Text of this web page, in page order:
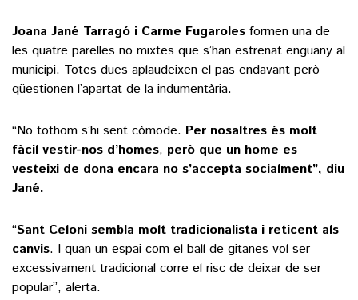
Joana Jané Tarragó i Carme Fugaroles formen una de
les quatre parelles no mixtes que s’han estrenat enguany al
municipi. Totes dues aplaudeixen el pas endavant però
qüestionen l’apartat de la indumentària.
“No tothom s’hi sent còmode. Per nosaltres és molt
fàcil vestir-nos d’homes, però que un home es
vesteixi de dona encara no s’accepta socialment”, diu
Jané.
“Sant Celoni sembla molt tradicionalista i reticent als
canvis. I quan un espai com el ball de gitanes vol ser
excessivament tradicional corre el risc de deixar de ser
popular”, alerta.